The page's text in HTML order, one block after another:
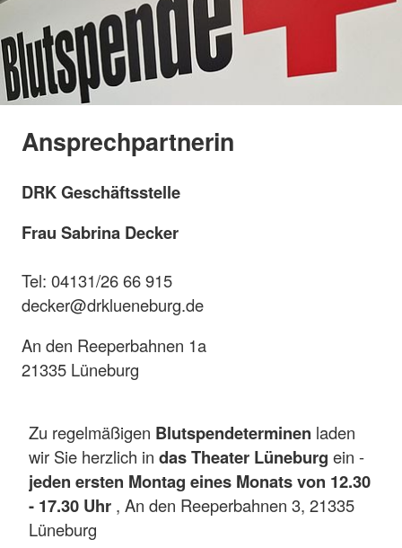
Ansprechpartnerin
DRK Geschäftsstelle
Frau Sabrina Decker
Tel: 04131/26 66 915
decker@drklueneburg.de
An den Reeperbahnen 1a
21335 Lüneburg
Zu regelmäßigen Blutspendeterminen laden
wir Sie herzlich in das Theater Lüneburg ein -
jeden ersten Montag eines Monats von 12.30
- 17.30 Uhr , An den Reeperbahnen 3, 21335
Lüneburg